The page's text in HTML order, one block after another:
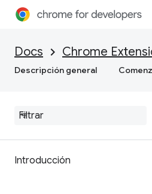
Docs Chrome
Descripción general
Introducción